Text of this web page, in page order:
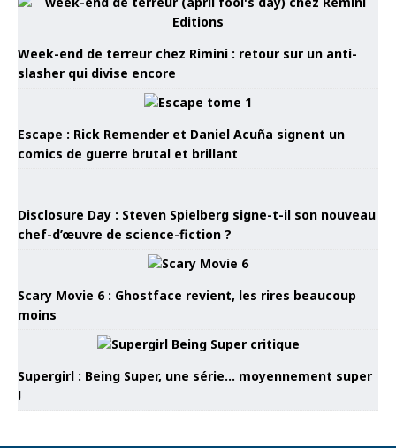
Week-end de terreur chez Rimini : retour sur un anti-
slasher qui divise encore
Escape : Rick Remender et Daniel Acuña signent un
comics de guerre brutal et brillant
Disclosure Day : Steven Spielberg signe-t-il son nouveau
chef-d’œuvre de science-fiction ?
Scary Movie 6 : Ghostface revient, les rires beaucoup
moins
Supergirl : Being Super, une série… moyennement super
!